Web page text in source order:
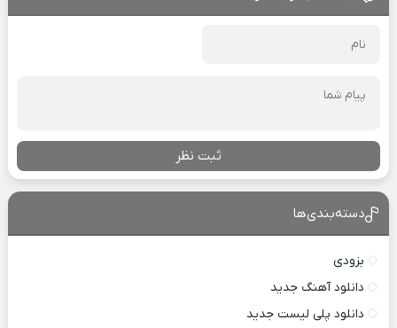
ثبت نظر
دسته‌بندی‌ها
بزودی
دانلود آهنگ جدید
دانلود پلی لیست جدید